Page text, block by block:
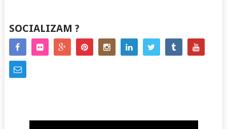
SOCIALIZAM ?